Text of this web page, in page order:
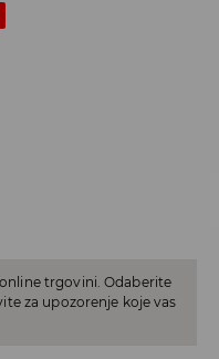
trgovini. Odaberite
za upozorenje koje vas